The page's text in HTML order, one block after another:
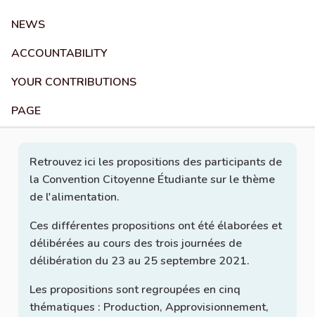
NEWS
ACCOUNTABILITY
YOUR CONTRIBUTIONS
PAGE
Retrouvez ici les propositions des participants de
la Convention Citoyenne Étudiante sur le thème
de l'alimentation.
Ces différentes propositions ont été élaborées et
délibérées au cours des trois journées de
délibération du 23 au 25 septembre 2021.
Les propositions sont regroupées en cinq
thématiques : Production, Approvisionnement,